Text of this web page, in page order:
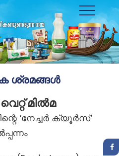
Toggle
navigation
ശ്രമങ്ങൾ
മിൽമ
‘നേച്ചർ ക്യൂർസ്’